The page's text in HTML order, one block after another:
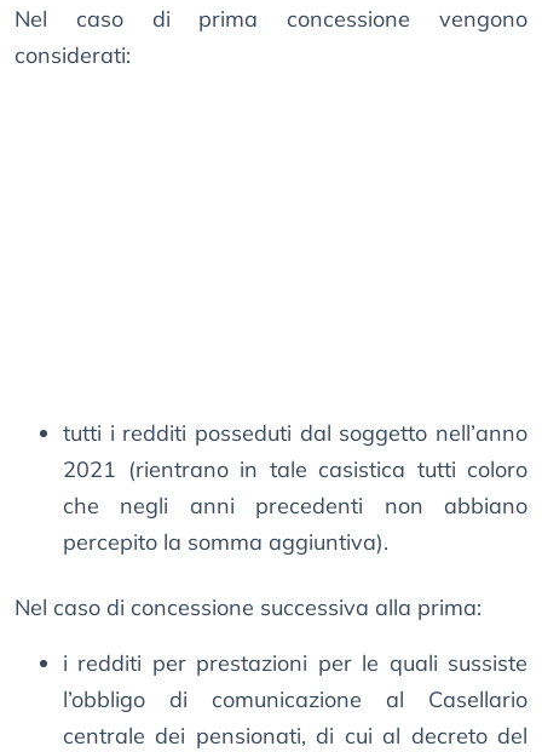
Nel caso di prima concessione vengono
considerati:
tutti i redditi posseduti dal soggetto nell’anno
2021 (rientrano in tale casistica tutti coloro
che negli anni precedenti non abbiano
percepito la somma aggiuntiva).
Nel caso di concessione successiva alla prima:
i redditi per prestazioni per le quali sussiste
l’obbligo di comunicazione al Casellario
centrale dei pensionati, di cui al decreto del